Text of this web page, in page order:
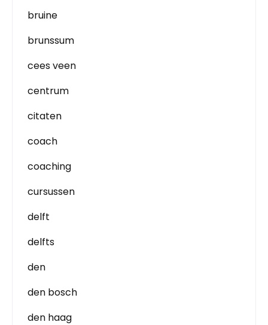
bruine
brunssum
cees veen
centrum
citaten
coach
coaching
cursussen
delft
delfts
den
den bosch
den haag